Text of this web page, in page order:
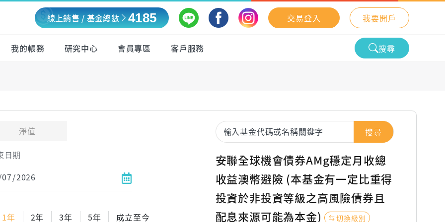
線上銷售 / 基金總數 4185 交易登入 我要開戶
我的帳務 研究中心 會員專區 客戶服務 搜尋
淨值
日期
1年 2年 3年 5年 成立至今
搜尋
安聯全球機會債券AMg穩定月收總
收益澳幣避險 (本基金有一定比重得
投資於非投資等級之高風險債券且
配息來源可能為本金)
切換級別